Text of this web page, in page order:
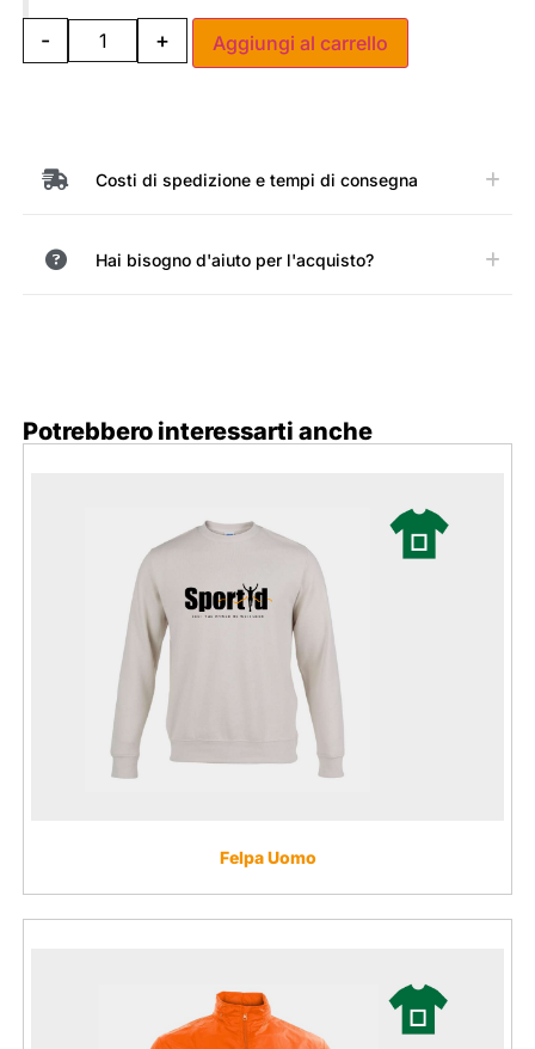
- + Aggiungi al carrello
Costi di spedizione e tempi di consegna
Hai bisogno d'aiuto per l'acquisto?
Potrebbero interessarti anche
Felpa Uomo